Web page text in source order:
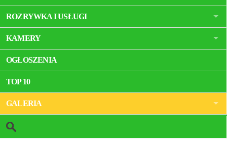
ROZRYWKA I USŁUGI
KAMERY
OGŁOSZENIA
TOP 10
GALERIA